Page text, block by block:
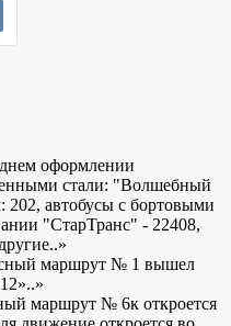
оформлении
стали: "Волшебный
202, автобусы с бортовыми
"СтарТранс" - 22408,
маршрут № 1 вышел
маршрут № 6к откроется